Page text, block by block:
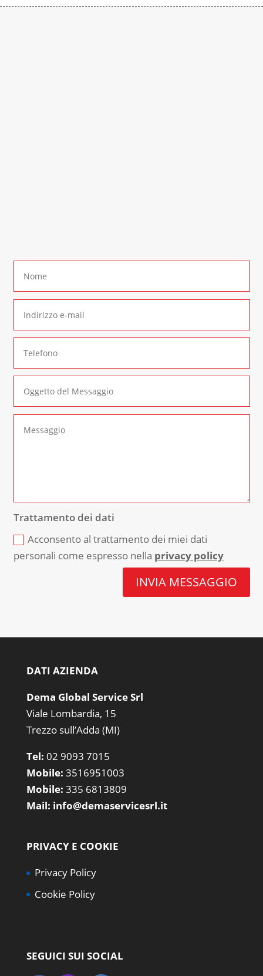
Trattamento dei dati
Acconsento al trattamento dei miei dati
personali come espresso nella privacy policy
INVIA MESSAGGIO
DATI AZIENDA
Dema Global Service Srl
Viale Lombardia, 15
Trezzo sull’Adda (MI)
Tel: 02 9093 7015
Mobile: 3516951003
Mobile: 335 6813809
Mail: info@demaservicesrl.it
PRIVACY E COOKIE
Privacy Policy
Cookie Policy
SEGUICI SUI SOCIAL